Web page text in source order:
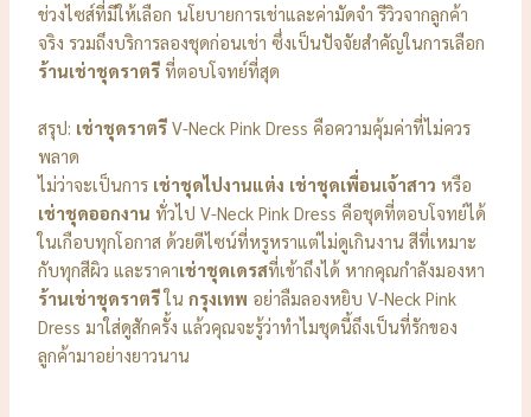
ช่วงไซส์ที่มีให้เลือก นโยบายการเช่าและค่ามัดจำ รีวิวจากลูกค้า
จริง รวมถึงบริการลองชุดก่อนเช่า ซึ่งเป็นปัจจัยสำคัญในการเลือก
ร้านเช่าชุดราตรี ที่ตอบโจทย์ที่สุด
สรุป: เช่าชุดราตรี V-Neck Pink Dress คือความคุ้มค่าที่ไม่ควร
พลาด
ไม่ว่าจะเป็นการ เช่าชุดไปงานแต่ง เช่าชุดเพื่อนเจ้าสาว หรือ
เช่าชุดออกงาน ทั่วไป V-Neck Pink Dress คือชุดที่ตอบโจทย์ได้
ในเกือบทุกโอกาส ด้วยดีไซน์ที่หรูหราแต่ไม่ดูเกินงาน สีที่เหมาะ
กับทุกสีผิว และราคาเช่าชุดเดรสที่เข้าถึงได้ หากคุณกำลังมองหา
ร้านเช่าชุดราตรีในกรุงเทพ อย่าลืมลองหยิบ V-Neck Pink
Dress มาใส่ดูสักครั้ง แล้วคุณจะรู้ว่าทำไมชุดนี้ถึงเป็นที่รักของ
ลูกค้ามาอย่างยาวนาน